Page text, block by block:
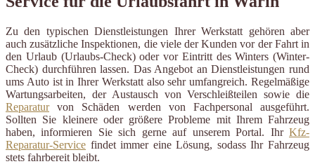
Zu den typischen Dienstleistungen Ihrer Werkstatt gehören aber
auch zusätzliche Inspektionen, die viele der Kunden vor der Fahrt in
den Urlaub (Urlaubs-Check) oder vor Eintritt des Winters (Winter-
Check) durchführen lassen. Das Angebot an Dienstleistungen rund
ums Auto ist in Ihrer Werkstatt also sehr umfangreich. Regelmäßige
Wartungsarbeiten, der Austausch von Verschleißteilen sowie die
Reparaturvon Schäden werden von Fachpersonal ausgeführt.
Sollten Sie kleinere oder größere Probleme mit Ihrem Fahrzeug
haben, informieren Sie sich gerne auf unserem Portal. Ihr Kfz-
Reparatur-Service findet immer eine Lösung, sodass Ihr Fahrzeug
stets fahrbereit bleibt.